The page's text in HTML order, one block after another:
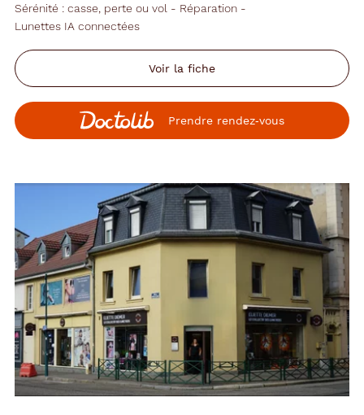
Sérénité : casse, perte ou vol
Réparation
Lunettes IA connectées
Voir la fiche
Prendre rendez‑vous